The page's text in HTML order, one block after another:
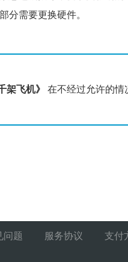
分需要更换硬件。
架飞机》
在不经过允许的情
问题 服务协议 支付